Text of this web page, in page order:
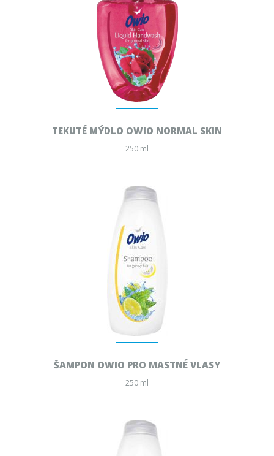
TEKUTÉ MÝDLO OWIO NORMAL SKIN
250 ml
ŠAMPON OWIO PRO MASTNÉ VLASY
250 ml